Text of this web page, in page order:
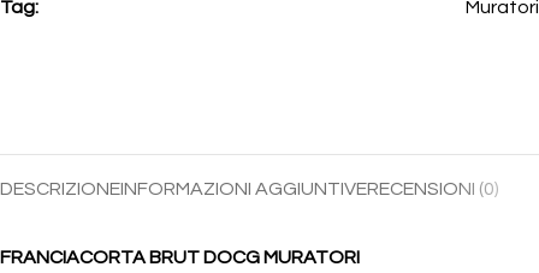
Tag:
Muratori
DESCRIZIONEINFORMAZIONI AGGIUNTIVERECENSIONI (0)
FRANCIACORTA BRUT DOCG MURATORI